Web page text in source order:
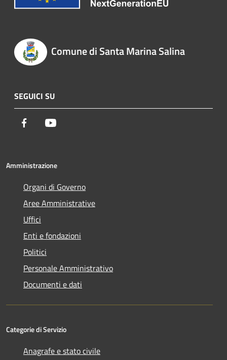
Comune di Santa Marina Salina
SEGUICI SU
Facebook
Amministrazione
Organi di Governo
Aree Amministrative
Uffici
Enti e fondazioni
Politici
Personale Amministrativo
Documenti e dati
Categorie di Servizio
Anagrafe e stato civile